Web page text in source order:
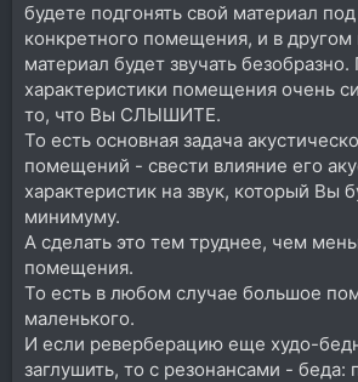
будете подгонять свой материал под
конкретного помещения, и в
материал будет звучать безобразно.
характеристики помещения очень
то, что Вы СЛЫШИТЕ.
То есть основная задача
помещений - свести влияние его
характеристик на звук, который Вы
минимуму.
А сделать это тем труднее, чем
помещения.
То есть в любом случае большое
маленького.
И если реверберацию еще худо-
заглушить, то с резонансами -